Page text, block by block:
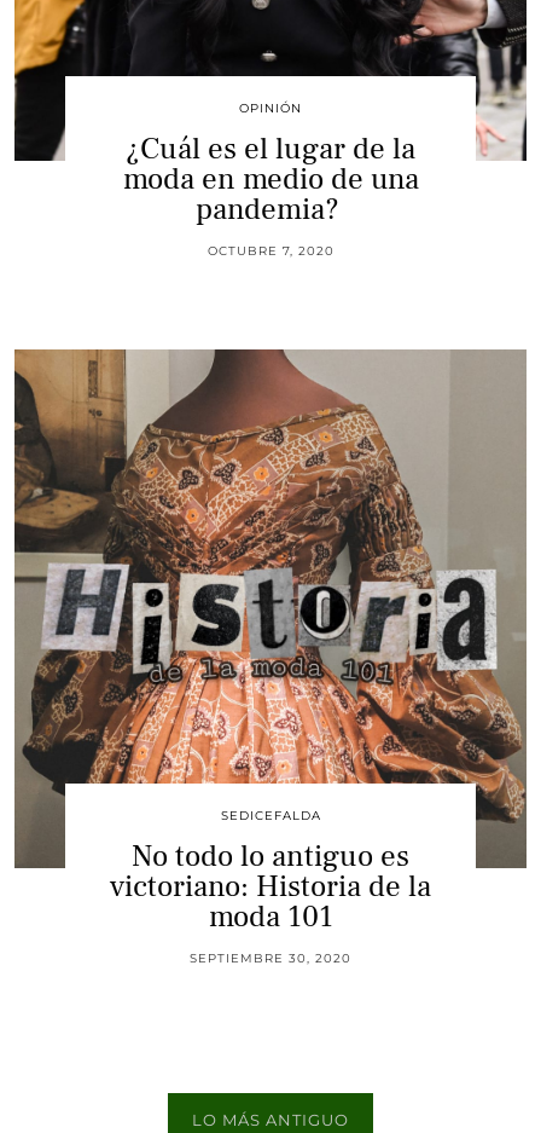
OPINIÓN
¿Cuál es el lugar de la
moda en medio de una
pandemia?
OCTUBRE 7, 2020
SEDICEFALDA
No todo lo antiguo es
victoriano: Historia de la
moda 101
SEPTIEMBRE 30, 2020
LO MÁS ANTIGUO